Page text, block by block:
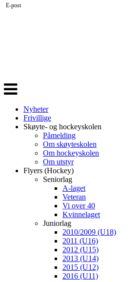
Veksle
navigasjon
Nyheter
Frivillige
Skøyte- og hockeyskolen
Påmelding
Om skøyteskolen
Om hockeyskolen
Om utstyr
Flyers (Hockey)
Seniorlag
A-laget
Veteran
Vi over 40
Kvinnelaget
Juniorlag
2010/2009 (U18)
2011 (U16)
2012 (U15)
2013 (U14)
2015 (U12)
2016 (U11)
E-post